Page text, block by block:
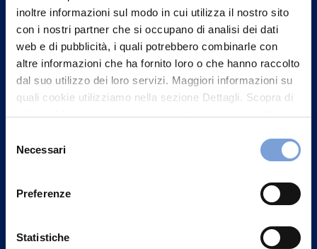
inoltre informazioni sul modo in cui utilizza il nostro sito
con i nostri partner che si occupano di analisi dei dati
web e di pubblicità, i quali potrebbero combinarle con
altre informazioni che ha fornito loro o che hanno raccolto
dal suo utilizzo dei loro servizi. Maggiori informazioni su
quali cookie utilizziamo nella sezione Dettagli. Scopra di
più su chi siamo, come può contattarci e come trattiamo i
può trovare nel footer del sito nella sezione "Informativa
delNecessari
Preferenze
Statistiche
Contattaci
Vittoria Assicurazioni S.p.A.